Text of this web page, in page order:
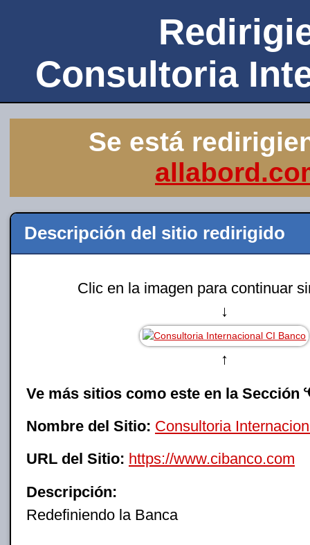
Consultoria
Se está
Descripción del sitio redirigido
Clic en la imagen para continuar
↓
↑
Ve más sitios como este en la Sección
Nombre del Sitio: Consultoria
URL del Sitio: https://www.cibanco.com
Descripción:
Redefiniendo la Banca